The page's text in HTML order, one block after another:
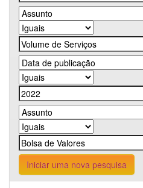
Iniciar uma nova pesquisa